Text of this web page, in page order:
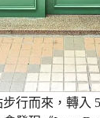
行而來，轉入